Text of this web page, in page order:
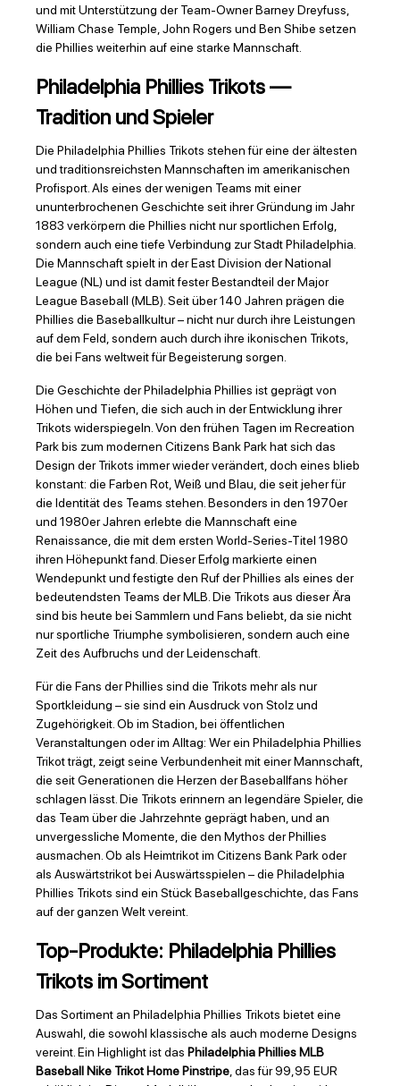
und mit Unterstützung der Team-Owner Barney Dreyfuss,
William Chase Temple, John Rogers und Ben Shibe setzen
die Phillies weiterhin auf eine starke Mannschaft.
Philadelphia Phillies Trikots —
Tradition und Spieler
Die Philadelphia Phillies Trikots stehen für eine der ältesten
und traditionsreichsten Mannschaften im amerikanischen
Profisport. Als eines der wenigen Teams mit einer
ununterbrochenen Geschichte seit ihrer Gründung im Jahr
1883 verkörpern die Phillies nicht nur sportlichen Erfolg,
sondern auch eine tiefe Verbindung zur Stadt Philadelphia.
Die Mannschaft spielt in der East Division der National
League (NL) und ist damit fester Bestandteil der Major
League Baseball (MLB). Seit über 140 Jahren prägen die
Phillies die Baseballkultur – nicht nur durch ihre Leistungen
auf dem Feld, sondern auch durch ihre ikonischen Trikots,
die bei Fans weltweit für Begeisterung sorgen.
Die Geschichte der Philadelphia Phillies ist geprägt von
Höhen und Tiefen, die sich auch in der Entwicklung ihrer
Trikots widerspiegeln. Von den frühen Tagen im Recreation
Park bis zum modernen Citizens Bank Park hat sich das
Design der Trikots immer wieder verändert, doch eines blieb
konstant: die Farben Rot, Weiß und Blau, die seit jeher für
die Identität des Teams stehen. Besonders in den 1970er
und 1980er Jahren erlebte die Mannschaft eine
Renaissance, die mit dem ersten World-Series-Titel 1980
ihren Höhepunkt fand. Dieser Erfolg markierte einen
Wendepunkt und festigte den Ruf der Phillies als eines der
bedeutendsten Teams der MLB. Die Trikots aus dieser Ära
sind bis heute bei Sammlern und Fans beliebt, da sie nicht
nur sportliche Triumphe symbolisieren, sondern auch eine
Zeit des Aufbruchs und der Leidenschaft.
Für die Fans der Phillies sind die Trikots mehr als nur
Sportkleidung – sie sind ein Ausdruck von Stolz und
Zugehörigkeit. Ob im Stadion, bei öffentlichen
Veranstaltungen oder im Alltag: Wer ein Philadelphia Phillies
Trikot trägt, zeigt seine Verbundenheit mit einer Mannschaft,
die seit Generationen die Herzen der Baseballfans höher
schlagen lässt. Die Trikots erinnern an legendäre Spieler, die
das Team über die Jahrzehnte geprägt haben, und an
unvergessliche Momente, die den Mythos der Phillies
ausmachen. Ob als Heimtrikot im Citizens Bank Park oder
als Auswärtstrikot bei Auswärtsspielen – die Philadelphia
Phillies Trikots sind ein Stück Baseballgeschichte, das Fans
auf der ganzen Welt vereint.
Top-Produkte: Philadelphia Phillies
Trikots im Sortiment
Das Sortiment an Philadelphia Phillies Trikots bietet eine
Auswahl, die sowohl klassische als auch moderne Designs
vereint. Ein Highlight ist das Philadelphia Phillies MLB
Baseball Nike Trikot Home Pinstripe, das für 99,95 EUR